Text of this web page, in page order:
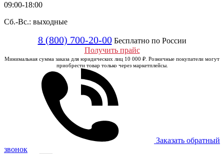
09:00-18:00
Сб.-Вс.: выходные
8 (800) 700-20-00 Бесплатно по России
Получить прайс
Минимальная сумма заказа для юридических лиц 10 000 ₽. Розничные покупатели могут
приобрести товар только через маркетплейсы.
Заказать обратный
звонок